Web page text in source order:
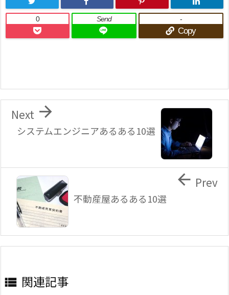
0 Send
Copy
-
システムエンジニアあるある10選

Next
不動産屋あるある10選
 Prev
 関連記事